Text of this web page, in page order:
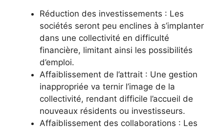
Réduction des investissements : Les
sociétés seront peu enclines à s’implanter
dans une collectivité en difficulté
financière, limitant ainsi les possibilités
d’emploi.
Affaiblissement de l’attrait : Une gestion
inappropriée va ternir l’image de la
collectivité, rendant difficile l’accueil de
nouveaux résidents ou investisseurs.
Affaiblissement des collaborations : Les